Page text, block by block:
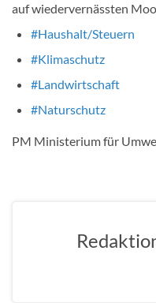
auf wiedervernässten
#Haushalt/Steuern
#Klimaschutz
#Landwirtschaft
#Naturschutz
PM Ministerium für